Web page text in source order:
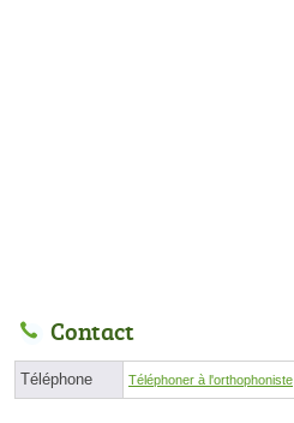
Contact
Téléphone Téléphoner à l'orthophoniste